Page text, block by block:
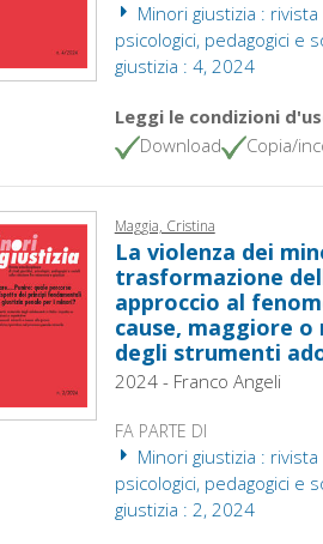
Minori giustizia :
psicologici, pedagogici e
giustizia : 4, 2024
Leggi le condizioni
Download
Copia/
Maggia, Cristina
La violenza dei
trasformazione
approccio al
cause, maggiore
degli strumenti
2024 - Franco Angeli
FA PARTE DI
Minori giustizia :
psicologici, pedagogici e
giustizia : 2, 2024